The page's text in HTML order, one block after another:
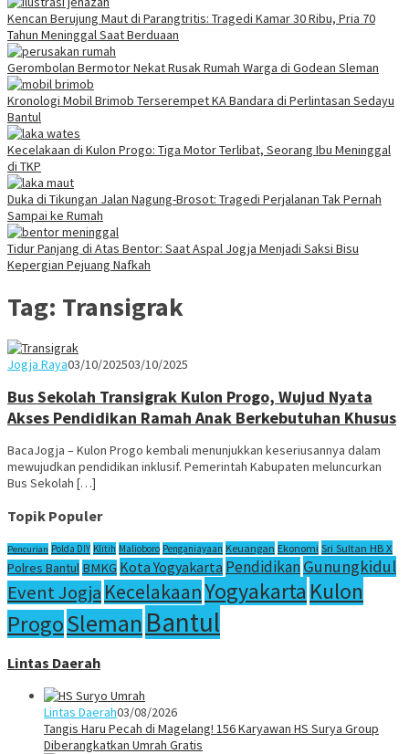
Kencan Berujung Maut di Parangtritis: Tragedi Kamar 30 Ribu, Pria 70
Tahun Meninggal Saat Berduaan
Gerombolan Bermotor Nekat Rusak Rumah Warga di Godean Sleman
Kronologi Mobil Brimob Terserempet KA Bandara di Perlintasan Sedayu
Bantul
Kecelakaan di Kulon Progo: Tiga Motor Terlibat, Seorang Ibu Meninggal
di TKP
Duka di Tikungan Jalan Nagung-Brosot: Tragedi Perjalanan Tak Pernah
Sampai ke Rumah
Tidur Panjang di Atas Bentor: Saat Aspal Jogja Menjadi Saksi Bisu
Kepergian Pejuang Nafkah
Tag: Transigrak
Jogja RayaJuno
03/10/202503/10/2025
Bus Sekolah Transigrak Kulon Progo, Wujud Nyata
Akses Pendidikan Ramah Anak Berkebutuhan Khusus
BacaJogja – Kulon Progo kembali menunjukkan keseriusannya dalam
mewujudkan pendidikan inklusif. Pemerintah Kabupaten meluncurkan
Bus Sekolah […]
Topik Populer
Pencurian Polda DIY Klitih Malioboro Penganiayaan Keuangan Ekonomi Sri Sultan HB X
Polres Bantul BMKG Kota Yogyakarta PendidikanGunungkidul
Event Jogja KecelakaanYogyakarta Kulon
ProgoSleman Bantul
Lintas Daerah
Lintas Daerah03/08/2026
Tangis Haru Pecah di Magelang! 156 Karyawan HS Surya Group
Diberangkatkan Umrah Gratis